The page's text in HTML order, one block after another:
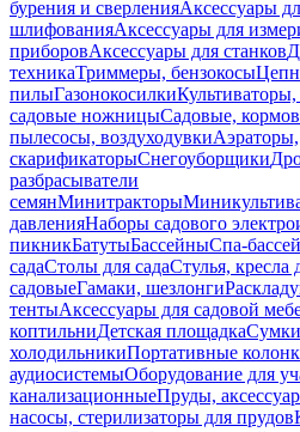
бурения и сверленияАксессуары
шлифованияАксессуары для
приборовАксессуары для станков
техникаТриммеры, бензокосы
пилыГазонокосилки
садовые ножницыСадовые,
пылесосы, воздуходувкиАэраторы,
скарификаторыСнегоуборщики
разбрасыватели
семянМинитракторы
давленияНаборы садового
пикникБатутыБассейныСпа-
садаСтолы для садаСтулья, кресла
садовыеГамаки, шезлонги
тентыАксессуары для садовой
коптильниДетская площадка
холодильникиПортативные
аудиосистемыОборудование для
канализационныеПруды,
насосы, стерилизаторы для прудов